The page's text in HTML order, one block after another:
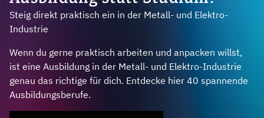
Steig direkt praktisch ein in der Metall- und Elektro-
Industrie
Wenn du gerne praktisch arbeiten und anpacken willst,
ist eine Ausbildung in der Metall- und Elektro-Industrie
genau das richtige für dich. Entdecke hier 40 spannende
Ausbildungsberufe.